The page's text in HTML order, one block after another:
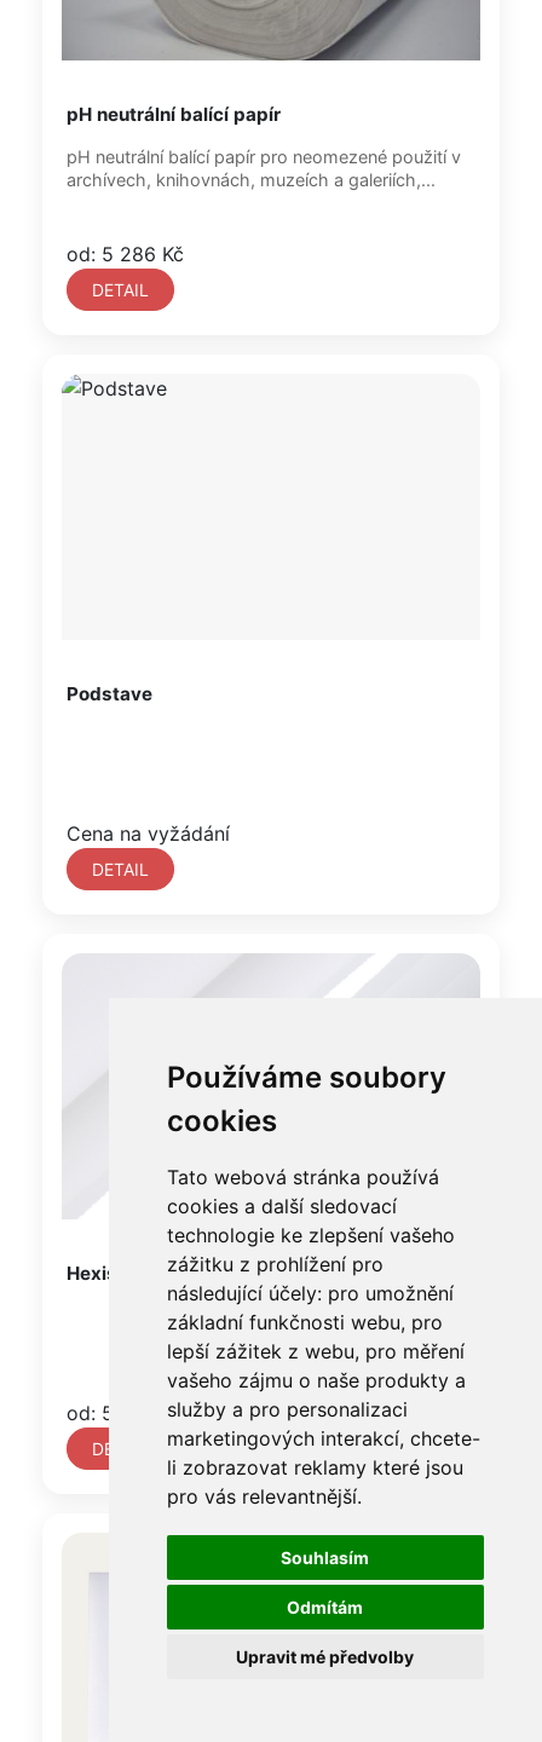
Používáme soubory
cookies
Tato webová stránka používá
cookies a další sledovací
technologie ke zlepšení vašeho
zážitku z prohlížení pro
následující účely: pro umožnění
základní funkčnosti webu, pro
lepší zážitek z webu, pro měření
vašeho zájmu o naše produkty a
služby a pro personalizaci
marketingových interakcí, chcete-
li zobrazovat reklamy které jsou
pro vás relevantnější.
Souhlasím
Odmítám
Upravit mé předvolby
pH neutrální balící papír
pH neutrální balící papír pro neomezené použití v
archívech, knihovnách, muzeích a galeriích,...
od: 5 286 Kč
DETAIL
Podstave
Cena na vyžádání
DETAIL
Hexis HX20003B, lesk, Glacier White
od: 596 Kč
DETAIL